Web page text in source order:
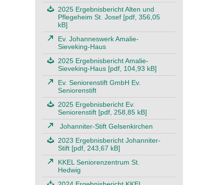
2025 Ergebnisbericht Alten und
Pflegeheim St. Josef [pdf, 356,05
kB]
Ev. Johanneswerk Amalie-
Sieveking-Haus
2025 Ergebnisbericht Amalie-
Sieveking-Haus [pdf, 104,93 kB]
Ev. Seniorenstift GmbH Ev.
Seniorenstift
2025 Ergebnisbericht Ev.
Seniorenstift [pdf, 258,85 kB]
Johanniter-Stift Gelsenkirchen
2023 Ergebnisbericht Johanniter-
Stift [pdf, 243,67 kB]
KKEL Seniorenzentrum St.
Hedwig